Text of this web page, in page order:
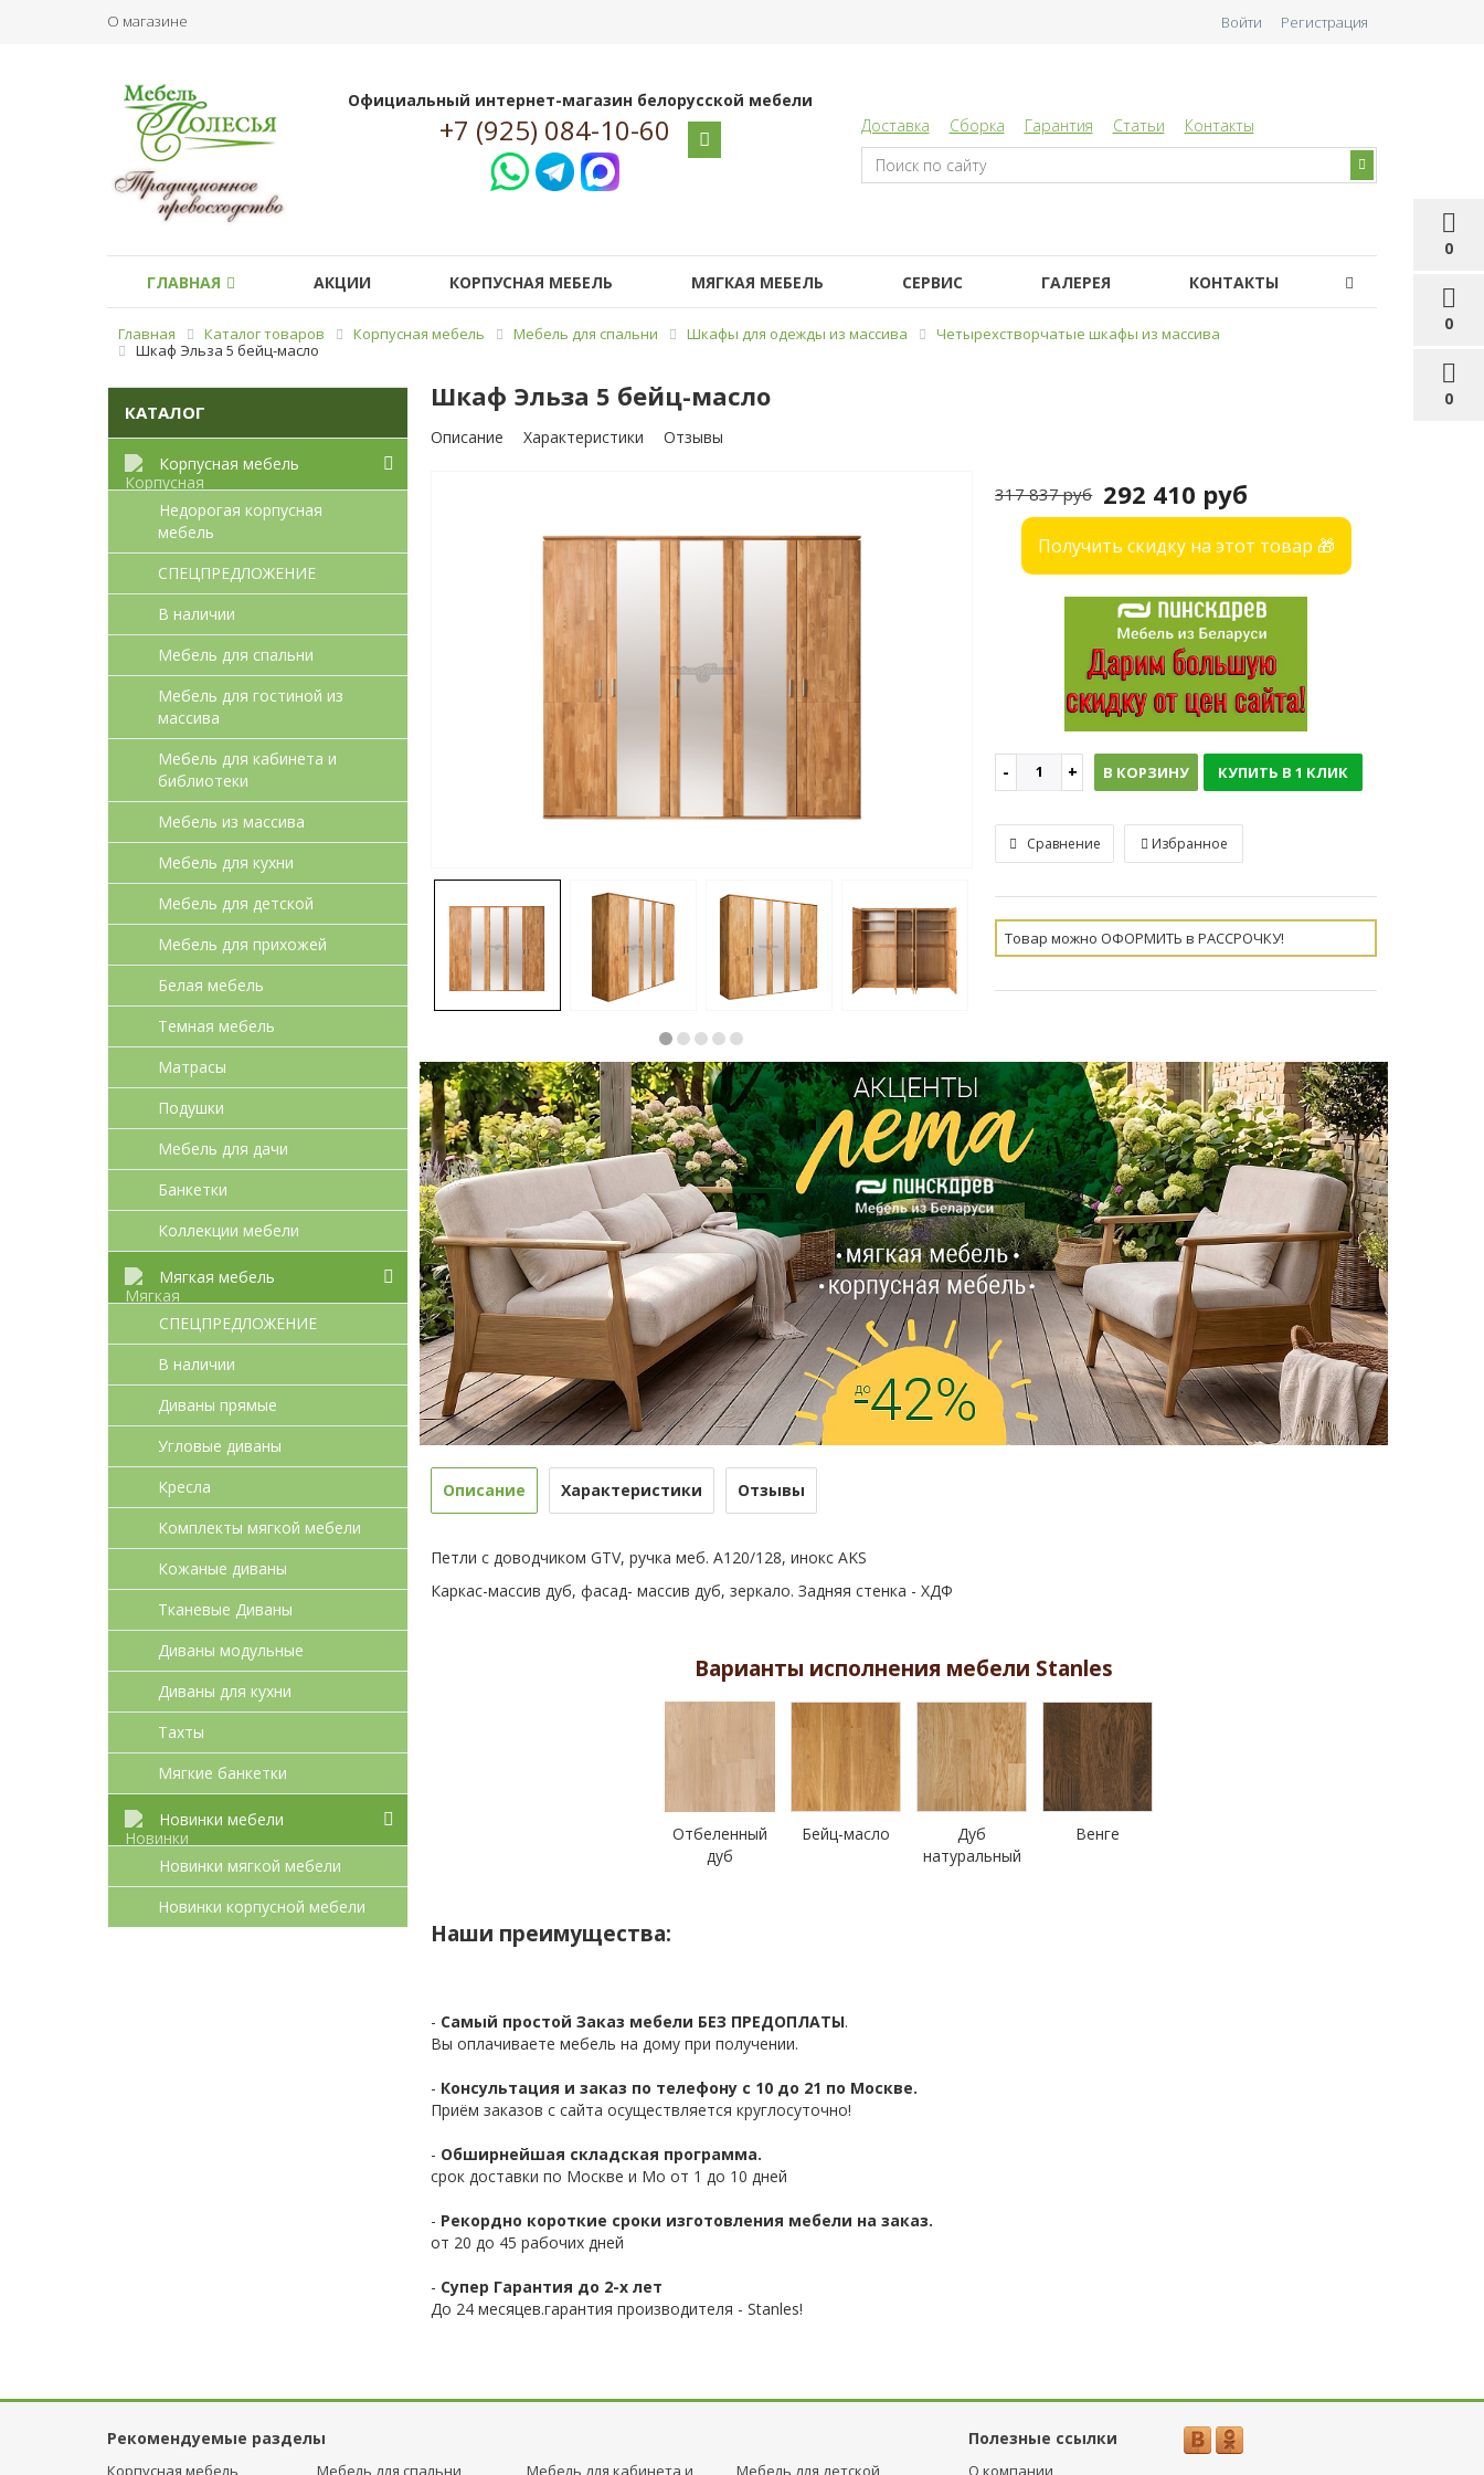
О магазине
0
0
0
Войти Регистрация
Официальный интернет-магазин белорусской мебели
+7 (925) 084-10-60 Доставка Сборка Гарантия Статьи Контакты
ГЛАВНАЯ АКЦИИ КОРПУСНАЯ МЕБЕЛЬ МЯГКАЯ МЕБЕЛЬ СЕРВИС ГАЛЕРЕЯ КОНТАКТЫ
Главная Каталог товаров Корпусная мебель Мебель для спальни Шкафы для одежды из массива
Четырехстворчатые шкафы из массива
Шкаф Эльза 5 бейц-масло
КАТАЛОГ
Корпусная мебель
Недорогая корпусная
мебель
СПЕЦПРЕДЛОЖЕНИЕ
В наличии
Мебель для спальни
Мебель для гостиной из
массива
Мебель для кабинета и
библиотеки
Мебель из массива
Мебель для кухни
Мебель для детcкой
Мебель для прихожей
Белая мебель
Темная мебель
Матрасы
Подушки
Мебель для дачи
Банкетки
Коллекции мебели
Мягкая мебель
СПЕЦПРЕДЛОЖЕНИЕ
В наличии
Диваны прямые
Угловые диваны
Кресла
Комплекты мягкой мебели
Кожаные диваны
Тканевые Диваны
Диваны модульные
Диваны для кухни
Тахты
Мягкие банкетки
Новинки мебели
Новинки мягкой мебели
Новинки корпусной мебели
Шкаф Эльза 5 бейц-масло
Описание Характеристики Отзывы
292 410 руб
317 837 руб
Получить скидку на этот товар 🎁
В КОРЗИНУ КУПИТЬ В 1 КЛИК
Сравнение Избранное
Товар можно ОФОРМИТЬ в РАССРОЧКУ!
Описание Характеристики Отзывы
Петли с доводчиком GTV, ручка меб. А120/128, инокс AKS
Каркас-массив дуб, фасад- массив дуб, зеркало. Задняя стенка - ХДФ
Варианты исполнения мебели Stanles
Отбеленный
дуб
Бейц-масло
Дуб
натуральный
Венге
Наши преимущества:
- Самый простой Заказ мебели БЕЗ ПРЕДОПЛАТЫ.
Вы оплачиваете мебель на дому при получении.
- Консультация и заказ по телефону с 10 до 21 по Москве.
Приём заказов с сайта осуществляется круглосуточно!
- Обширнейшая складская программа.
срок доставки по Москве и Мо от 1 до 10 дней
- Рекордно короткие сроки изготовления мебели на заказ.
от 20 до 45 рабочих дней
- Супер Гарантия до 2-х лет
До 24 месяцев.гарантия производителя - Stanles!
Рекомендуемые разделы Полезные ссылки
Корпусная мебель Мебель для спальни Мебель для кабинета и Мебель для детcкой О компании